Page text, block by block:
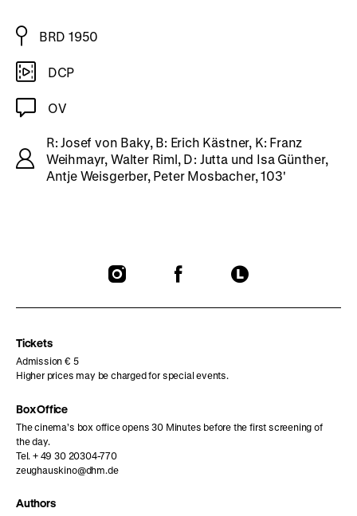
BRD 1950
DCP
OV
R: Josef von Baky, B: Erich Kästner, K: Franz
Weihmayr, Walter Riml, D: Jutta und Isa Günther,
Antje Weisgerber, Peter Mosbacher, 103'
To
To
To
Tickets
Admission € 5
Higher prices may be charged for special events.
Box Office
The cinema’s box office opens 30 Minutes before the first screening of
the day.
Tel. + 49 30 20304-770
zeughauskino@dhm.de
Authors